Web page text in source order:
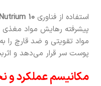
استفاده از فناوری 10™
پیشرفته رهایش مواد
مواد تقویتی و ضد قارچ را
پوست سر قرار می‌دهد و
مکانیسم عملکرد و